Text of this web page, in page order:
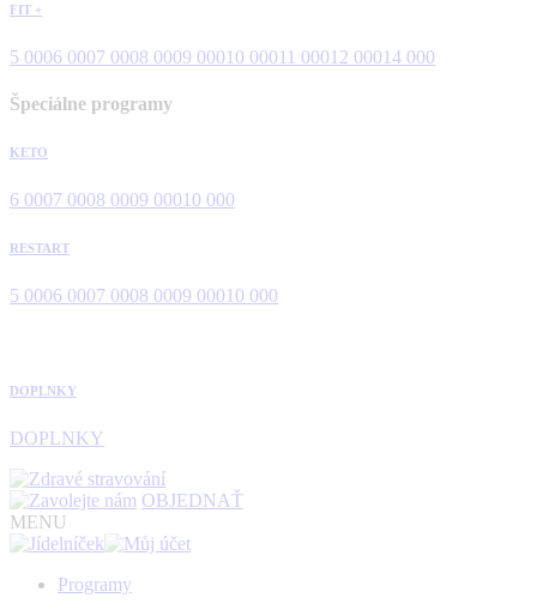
FIT +
5 0006 0007 0008 0009 00010 00011 00012 00014 000
Špeciálne programy
KETO
6 0007 0008 0009 00010 000
RESTART
5 0006 0007 0008 0009 00010 000
DOPLNKY
DOPLNKY
OBJEDNAŤ
MENU
Programy